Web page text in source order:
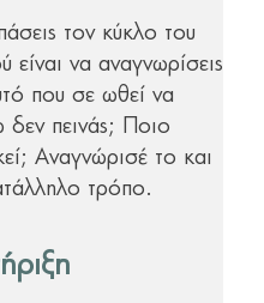
τον κύκλο του
είναι να αναγνωρίσεις
που σε ωθεί να
δεν πεινάς; Ποιο
Αναγνώρισέ το και
τρόπο.